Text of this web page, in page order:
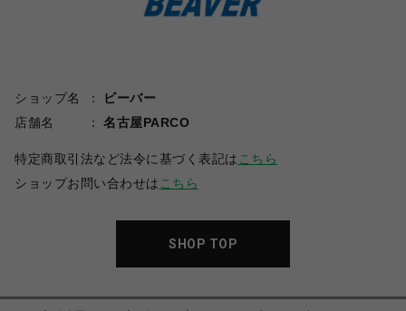
ショップ名
ビーバー
店舗名
名古屋PARCO
特定商取引法など法令に基づく表記は こちら
ショップお問い合わせは こちら
SHOP TOP